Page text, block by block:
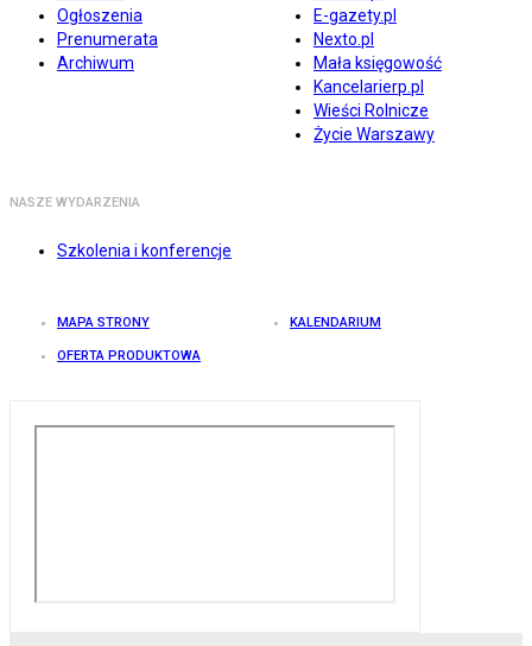
Ogłoszenia
Prenumerata
Archiwum
E-gazety.pl
Nexto.pl
Mała księgowość
Kancelarierp.pl
Wieści Rolnicze
Życie Warszawy
NASZE WYDARZENIA
Szkolenia i konferencje
MAPA STRONY KALENDARIUM
OFERTA PRODUKTOWA